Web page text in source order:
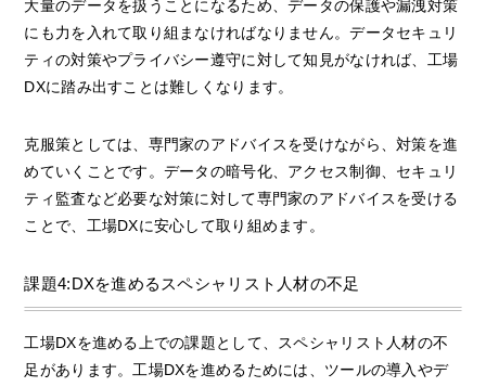
大量のデータを扱うことになるため、データの保護や漏洩対策
にも力を入れて取り組まなければなりません。データセキュリ
ティの対策やプライバシー遵守に対して知見がなければ、工場
DXに踏み出すことは難しくなります。
克服策としては、専門家のアドバイスを受けながら、対策を進
めていくことです。データの暗号化、アクセス制御、セキュリ
ティ監査など必要な対策に対して専門家のアドバイスを受ける
ことで、工場DXに安心して取り組めます。
課題4:DXを進めるスペシャリスト人材の不足
工場DXを進める上での課題として、スペシャリスト人材の不
足があります。工場DXを進めるためには、ツールの導入やデ